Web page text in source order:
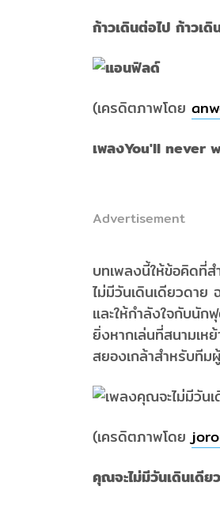
ก้าวเดินต่อไป ก้าวเ
(เครดิตภาพโดย
เพลงYou'll never
Advertisement
บทเพลงนี้ให้ข้อคิดที่ส
ไม่มีวันเดินเดียวดาย
และให้กำลังใจกับนัก
ยิ่งหากเล่นที่สนามเห
สยองเกล้าสำหรับทีม
(เครดิตภาพโดย
คุณจะไม่มีวันเดินเดีย